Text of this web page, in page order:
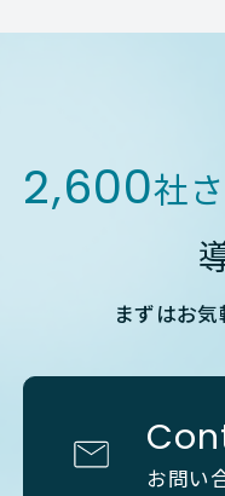
2,600社
まずはお気
お問い